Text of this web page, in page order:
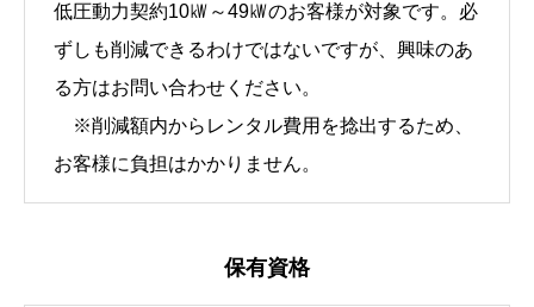
低圧動力契約10㎾～49㎾のお客様が対象です。必
ずしも削減できるわけではないですが、興味のあ
る方はお問い合わせください。
※削減額内からレンタル費用を捻出するため、
お客様に負担はかかりません。
保有資格